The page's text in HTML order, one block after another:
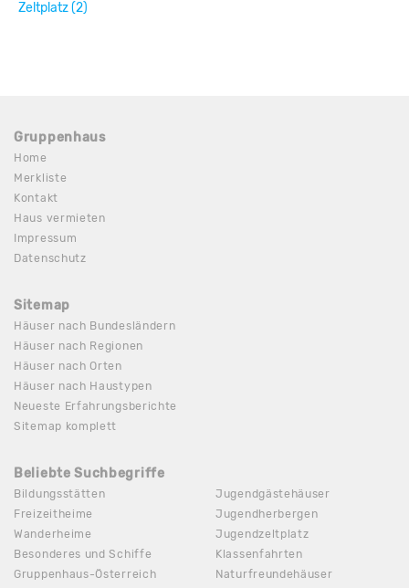
Zeltplatz (2)
Gruppenhaus
Home
Merkliste
Kontakt
Haus vermieten
Impressum
Datenschutz
Sitemap
Häuser nach Bundesländern
Häuser nach Regionen
Häuser nach Orten
Häuser nach Haustypen
Neueste Erfahrungsberichte
Sitemap komplett
Beliebte Suchbegriffe
Bildungsstätten
Freizeitheime
Wanderheime
Besonderes und Schiffe
Gruppenhaus-Österreich
Jugendgästehäuser
Jugendherbergen
Jugendzeltplatz
Klassenfahrten
Naturfreundehäuser